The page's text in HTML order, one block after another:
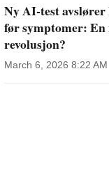
Ny AI-test avslører
før symptomer: En
revolusjon?
March 6, 2026 8:22 AM